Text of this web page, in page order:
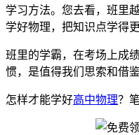
学习方法。您去看，班里
学好物理，把知识点学得
班里的学霸，在考场上成
惯，是值得我们思索和借鉴
怎样才能学好高中物理？